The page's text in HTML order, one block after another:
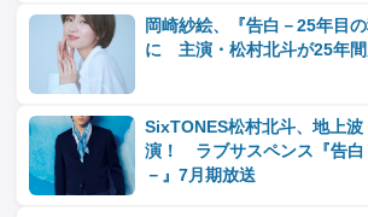
岡崎紗絵、『告白－25年目
に 主演・松村北斗が25年
SixTONES松村北斗、地上
演！ ラブサスペンス『告白
－』7月期放送